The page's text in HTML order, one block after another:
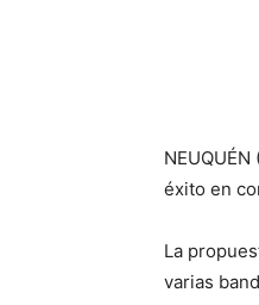
éxito en
La
varias